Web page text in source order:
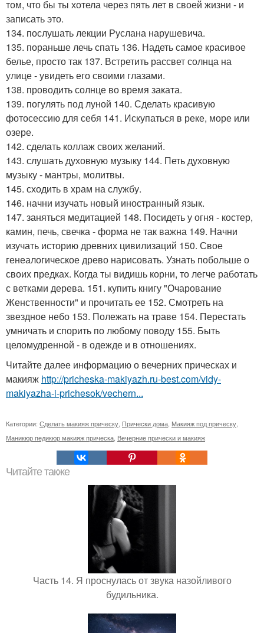
том, что бы ты хотела через пять лет в своей жизни - и
записать это.
134. послушать лекции Руслана нарушевича.
135. пораньше лечь спать 136. Надеть самое красивое
белье, просто так 137. Встретить рассвет солнца на
улице - увидеть его своими глазами.
138. проводить солнце во время заката.
139. погулять под луной 140. Сделать красивую
фотосессию для себя 141. Искупаться в реке, море или
озере.
142. сделать коллаж своих желаний.
143. слушать духовную музыку 144. Петь духовную
музыку - мантры, молитвы.
145. сходить в храм на службу.
146. начни изучать новый иностранный язык.
147. заняться медитацией 148. Посидеть у огня - костер,
камин, печь, свечка - форма не так важна 149. Начни
изучать историю древних цивилизаций 150. Свое
генеалогическое древо нарисовать. Узнать побольше о
своих предках. Когда ты видишь корни, то легче работать
с ветками дерева. 151. купить книгу "Очарование
Женственности" и прочитать ее 152. Смотреть на
звездное небо 153. Полежать на траве 154. Перестать
умничать и спорить по любому поводу 155. Быть
целомудренной - в одежде и в отношениях.
Читайте далее информацию о вечерних прическах и
макияж http://pricheska-makiyazh.ru-best.com/vidy-
makiyazha-i-prichesok/vechern...
Категории: Сделать макияж прическу Прически дома Макияж под прическу
Маникюр педикюр макияж прическа Вечерние прически и макияж
Читайте также
Часть 14. Я проснулась от звука назойливого
будильника.